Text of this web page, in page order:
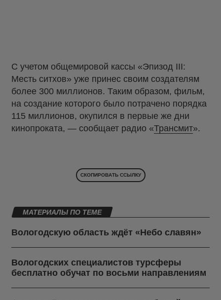
С учетом общемировой кассы «Эпизод III:
Месть ситхов» уже принес своим создателям
более 300 миллионов. Таким образом, фильм,
на создание которого было потрачено порядка
115 миллионов, окупился в первые же дни
кинопроката, — сообщает радио «Трансмит».
СКОПИРОВАТЬ ССЫЛКУ
МАТЕРИАЛЫ ПО ТЕМЕ
Вологодскую область ждёт «Небо славян»
Вологодских специалистов турсферы
бесплатно обучат по восьми направлениям